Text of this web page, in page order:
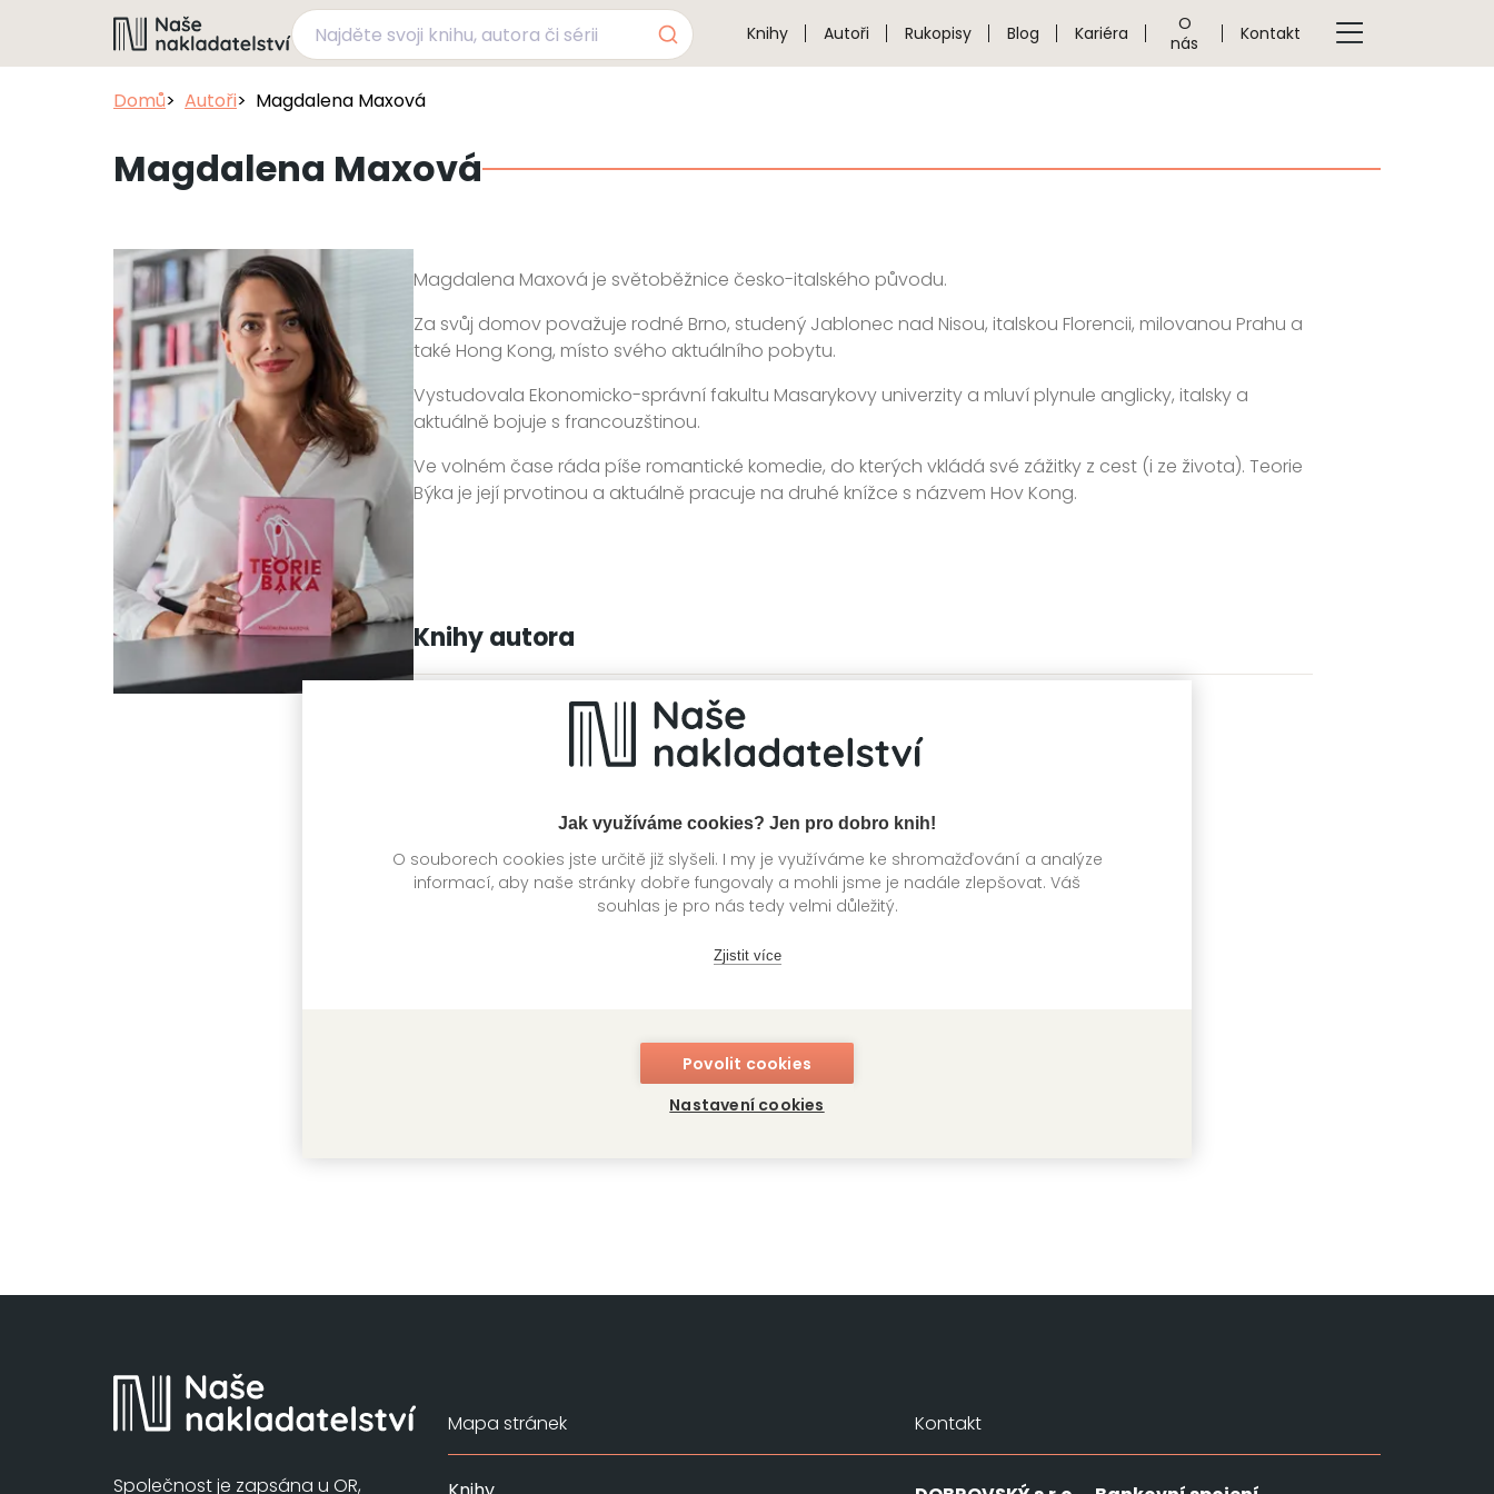
Jak využíváme cookies? Jen pro dobro knih!
O souborech cookies jste určitě již slyšeli. I my je využíváme ke shromažďování a analýze
informací, aby naše stránky dobře fungovaly a mohli jsme je nadále zlepšovat. Váš
souhlas je pro nás tedy velmi důležitý.
Zjistit více
Povolit cookies
Nastavení cookies
Knihy Autoři Rukopisy Blog Kariéra
O
nás
Kontakt
Domů Autoři Magdalena Maxová
Magdalena Maxová
Magdalena Maxová je světoběžnice česko-italského původu.
Za svůj domov považuje rodné Brno, studený Jablonec nad Nisou, italskou Florencii, milovanou Prahu a
také Hong Kong, místo svého aktuálního pobytu.
Vystudovala Ekonomicko-správní fakultu Masarykovy univerzity a mluví plynule anglicky, italsky a
aktuálně bojuje s francouzštinou.
Ve volném čase ráda píše romantické komedie, do kterých vkládá své zážitky z cest (i ze života). Teorie
Býka je její prvotinou a aktuálně pracuje na druhé knížce s názvem Hov Kong.
Knihy autora
Společnost je zapsána u OR,
Mapa stránek Kontakt